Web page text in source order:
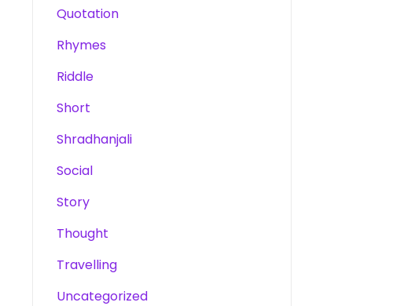
Quotation
Rhymes
Riddle
Short
Shradhanjali
Social
Story
Thought
Travelling
Uncategorized